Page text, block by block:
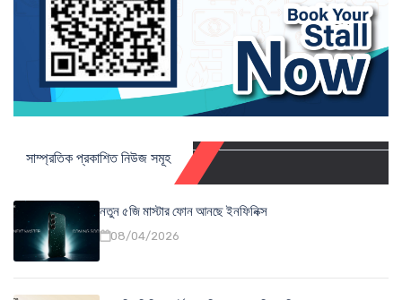
সাম্প্রতিক প্রকাশিত নিউজ সমূহ
নতুন ৫জি মাস্টার ফোন আনছে ইনফিনিক্স
08/04/2026